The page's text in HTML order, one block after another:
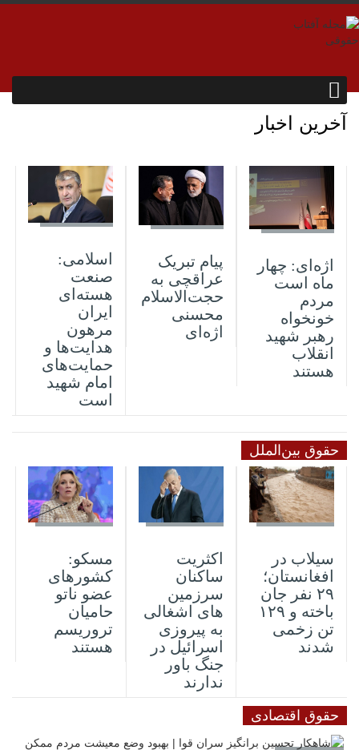
آخرین اخبار
16 جولای 2026
اژه‌ای: چهار
ماه است
مردم
خونخواه
رهبر شهید
انقلاب
هستند
پیام تبریک
عراقچی به
حجت‌الاسلام
محسنی
اژه‌ای
16 جولای 2026
اسلامی:
صنعت
هسته‌ای
ایران
مرهون
هدایت‌ها و
حمایت‌های
امام شهید
است
حقوق بین‌الملل
04 آگوست 2026
سیلاب در
افغانستان؛
۲۹ نفر جان
باخته و ۱۲۹
تن زخمی
شدند
04 آگوست 2026
اکثریت
ساکنان
سرزمین
های اشغالی
به پیروزی
اسرائیل در
جنگ باور
ندارند
03 آگوست 2026
مسکو:
کشورهای
عضو ناتو
حامیان
تروریسم
هستند
حقوق اقتصادی